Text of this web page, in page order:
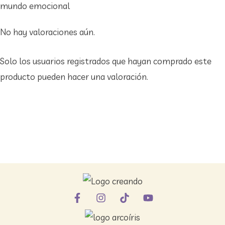
mundo emocional
No hay valoraciones aún.
Solo los usuarios registrados que hayan comprado este
producto pueden hacer una valoración.